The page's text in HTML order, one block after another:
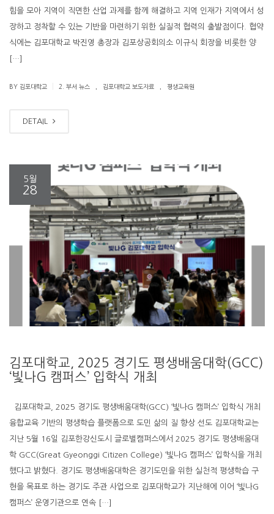
힘을 모아 지역이 직면한 산업 과제를 함께 해결하고 지역 인재가 지역에서 성
장하고 정착할 수 있는 기반을 마련하기 위한 실질적 협력의 출발점이다. 협약
식에는 김포대학교 박진영 총장과 김포상공회의소 이규식 회장을 비롯한 양
[…]
BY 김포대학교 2. 부서 뉴스 김포대학교 보도자료 평생교육원
DETAIL
5월
28
김포대학교, 2025 경기도 평생배움대학(GCC)
‘빛나G 캠퍼스’ 입학식 개최
김포대학교, 2025 경기도 평생배움대학(GCC) ‘빛나G 캠퍼스’ 입학식 개최
융합교육 기반의 평생학습 플랫폼으로 도민 삶의 질 향상 선도 김포대학교는
지난 5월 16일 김포한강신도시 글로벌캠퍼스에서 2025 경기도 평생배움대
학 GCC(Great Gyeonggi Citizen College) ‘빛나G 캠퍼스’ 입학식을 개최
했다고 밝혔다. 경기도 평생배움대학은 경기도민을 위한 실천적 평생학습 구
현을 목표로 하는 경기도 주관 사업으로 김포대학교가 지난해에 이어 ‘빛나G
캠퍼스’ 운영기관으로 연속 […]